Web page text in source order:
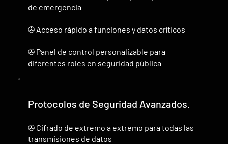
de emergencia
✇ Acceso rápido a funciones y datos críticos
✇ Panel de control personalizable para
diferentes roles en seguridad pública
Protocolos de Seguridad Avanzados.
✇ Cifrado de extremo a extremo para todas las
transmisiones de datos